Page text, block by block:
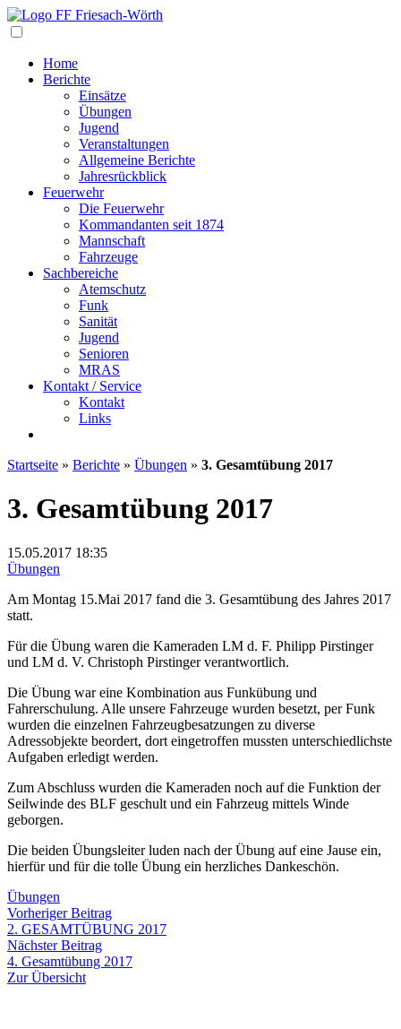
Home
Berichte
Einsätze
Übungen
Jugend
Veranstaltungen
Allgemeine Berichte
Jahresrückblick
Feuerwehr
Die Feuerwehr
Kommandanten seit 1874
Mannschaft
Fahrzeuge
Sachbereiche
Atemschutz
Funk
Sanität
Jugend
Senioren
MRAS
Kontakt / Service
Kontakt
Links
Startseite » Berichte » Übungen » 3. Gesamtübung 2017
3. Gesamtübung 2017
15.05.2017 18:35
Übungen
Am Montag 15.Mai 2017 fand die 3. Gesamtübung des Jahres 2017
statt.
Für die Übung waren die Kameraden LM d. F. Philipp Pirstinger
und LM d. V. Christoph Pirstinger verantwortlich.
Die Übung war eine Kombination aus Funkübung und
Fahrerschulung. Alle unsere Fahrzeuge wurden besetzt, per Funk
wurden die einzelnen Fahrzeugbesatzungen zu diverse
Adressobjekte beordert, dort eingetroffen mussten unterschiedlichste
Aufgaben erledigt werden.
Zum Abschluss wurden die Kameraden noch auf die Funktion der
Seilwinde des BLF geschult und ein Fahrzeug mittels Winde
geborgen.
Die beiden Übungsleiter luden nach der Übung auf eine Jause ein,
hierfür und für die tolle Übung ein herzliches Dankeschön.
Übungen
Beitragsnavigation
Vorheriger BeitragVorheriger
Beitrag:
2. GESAMTÜBUNG 2017
Nächster BeitragNächster
Beitrag:
4. Gesamtübung 2017
Zur Übersicht